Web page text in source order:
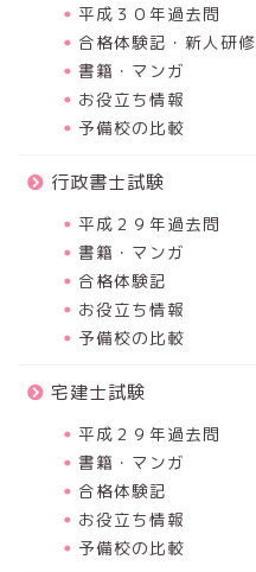
平成３０年過去問
合格体験記・新人研修
書籍・マンガ
お役立ち情報
予備校の比較
行政書士試験
平成２９年過去問
書籍・マンガ
合格体験記
お役立ち情報
予備校の比較
宅建士試験
平成２９年過去問
書籍・マンガ
合格体験記
お役立ち情報
予備校の比較